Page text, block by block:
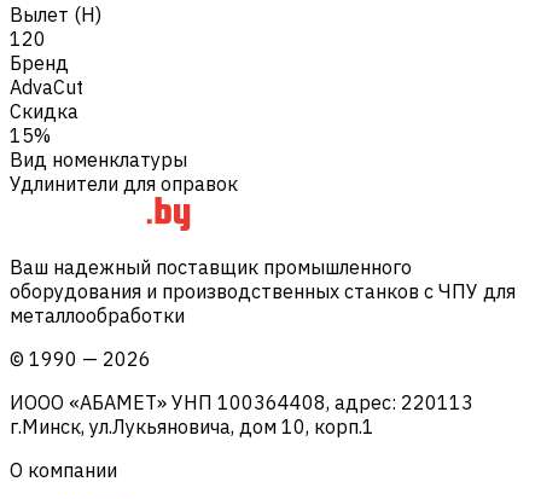
Вылет (H)
120
Бренд
AdvaCut
Скидка
15%
Вид номенклатуры
Удлинители для оправок
Ваш надежный поставщик промышленного
оборудования и производственных станков с ЧПУ для
металлообработки
© 1990 — 2026
ИООО «АБАМЕТ» УНП 100364408, адрес: 220113
г.Минск, ул.Лукьяновича, дом 10, корп.1
О компании